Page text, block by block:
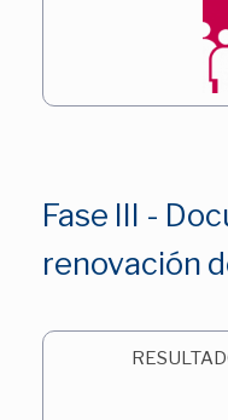
Fase III -
renovación